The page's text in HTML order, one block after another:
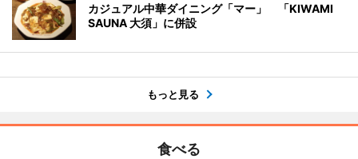
カジュアル中華ダイニング「マー」 「KIWAMI
SAUNA 大須」に併設
もっと見る
食べる